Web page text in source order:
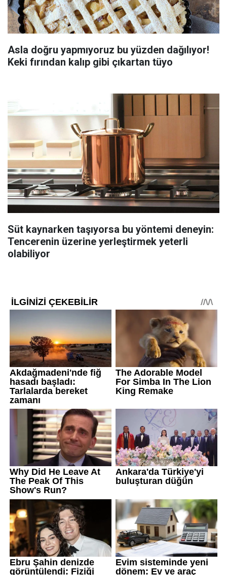
Asla doğru yapmıyoruz bu yüzden dağılıyor!
Keki fırından kalıp gibi çıkartan tüyo
Süt kaynarken taşıyorsa bu yöntemi deneyin:
Tencerenin üzerine yerleştirmek yeterli
olabiliyor